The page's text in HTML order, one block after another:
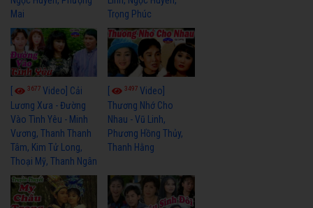
Mai
Trọng Phúc
3677 Video] Cải
Lương Xưa - Đường
Vào Tình Yêu - Minh
Vương, Thanh Thanh
Tâm, Kim Tử Long,
Thoại Mỹ, Thanh Ngân
3497Video]
Thương Nhớ Cho
Nhau - Vũ Linh,
Phương Hồng Thủy,
Thanh Hằng